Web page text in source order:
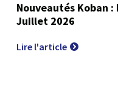
Nouveautés Koban
Juillet 2026
Lire l'article